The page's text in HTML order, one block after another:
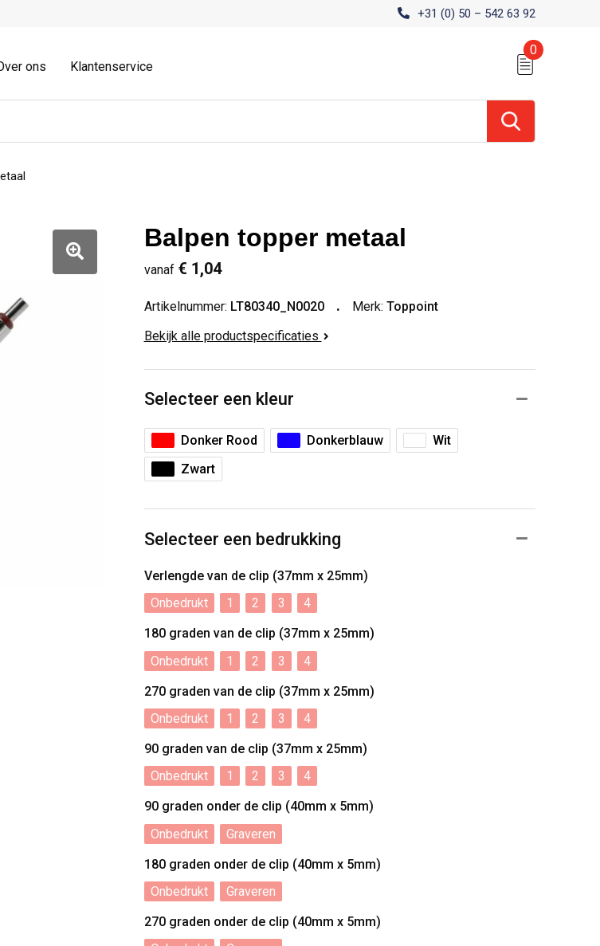
+31 (0) 50 – 542 63 92
ons Klantenservice
0
Balpen topper metaal
vanaf € 1,04
Artikelnummer: LT80340_N0020 Merk: Toppoint
Bekijk alle productspecificaties
Selecteer een kleur
Donker Rood Donkerblauw
Wit
Zwart
Selecteer een bedrukking
Verlengde van de clip (37mm x 25mm)
Onbedrukt
1 2 3
4
180 graden van de clip (37mm x 25mm)
Onbedrukt
1 2 3
4
270 graden van de clip (37mm x 25mm)
Onbedrukt
1 2 3
4
90 graden van de clip (37mm x 25mm)
Onbedrukt
1 2 3
4
90 graden onder de clip (40mm x 5mm)
Onbedrukt
Graveren
180 graden onder de clip (40mm x 5mm)
Onbedrukt
Graveren
270 graden onder de clip (40mm x 5mm)